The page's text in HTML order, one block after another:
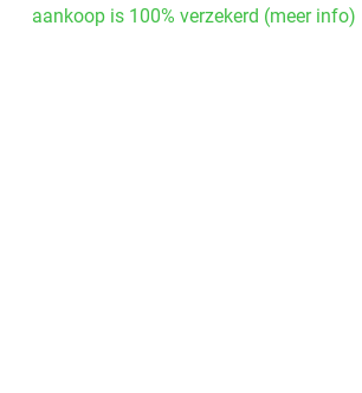
aankoop is 100% verzekerd (meer info)